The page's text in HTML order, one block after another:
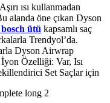
ısı kullanmadan
alanda öne çıkan Dyson
ütü kapsamlı saç
Trendyol’da.
Dyson Airwrap
Özelliği: Var, Isı
Set Saçlar için